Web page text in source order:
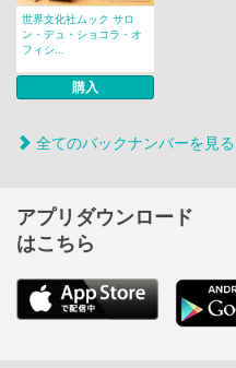
世界文化社ムック サロ
ン・デュ・ショコラ・オ
フィシ...
購入
全てのバックナンバーを見る
アプリダウンロード
はこちら